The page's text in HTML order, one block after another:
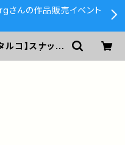
さんの作品販売イベント
コ】スナップ